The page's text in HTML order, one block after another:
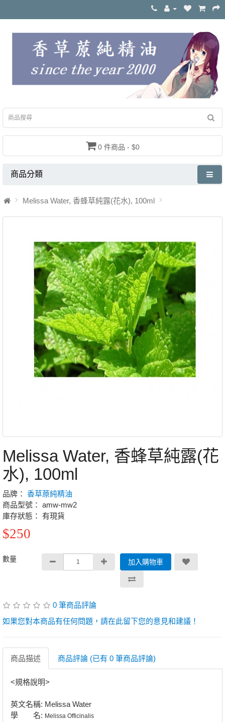
0 件商品 - $0
商品分類
Melissa Water, 香蜂草純露(花水), 100ml
Melissa Water, 香蜂草純露(花
水), 100ml
品牌： 香草蒝純精油
商品型號： amw-mw2
庫存狀態： 有現貨
$250
數量 加入購物車
0 筆商品評論
如果您對本商品有任何問題，請在此留下您的意見和建議！
商品描述 商品評論 (已有 0 筆商品評論)
<規格說明>
英文名稱: Melissa Water
學 名: Melissa Officinalis